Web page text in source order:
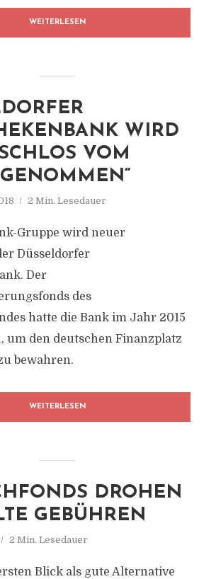
WEITERLESEN
WIRD
VOM
2 Min. Lesedauer
Gruppe wird neuer
Düsseldorfer
Der
des
hatte die Bank im Jahr 2015
um den deutschen Finanzplatz
bewahren.
WEITERLESEN
DROHEN
GEBÜHREN
2 Min. Lesedauer
Blick als gute Alternative